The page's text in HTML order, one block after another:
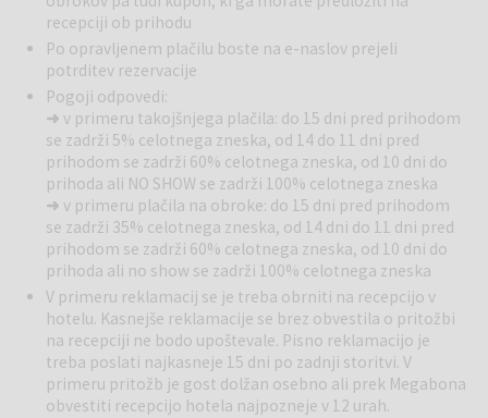
Restavracije in bari:Hotelska restavracija ponuja raznoliko
kulinarično ponudbo z lokalnimi in mednarodnimi jedmi. Bar s sončno
teraso nudi prijeten ambient za jutranjo kavo ali večerni koktajl, ob
čudovitem pogledu na paški zaliv.
Ostale storitve: Gostom so na voljo brezplačen WiFi, fitnes,
masaže, lepotni tretmaji ter možnost najema otroške posteljice na
zahtevo. Hotel je primeren tudi za goste, ki si želijo aktivnega
oddiha ali sprostitve v urejenem hotelskem okolju.
Okolica:Neposredno pred hotelom se razteza prodnata plaža,
primerna za kopanje in sončenje. Sprehod ob obali vodi do starega
mestnega jedra Paga, kjer so na voljo trgovine, kavarne in
restavracije. Okolica ponuja tudi možnosti za sprehode,
kolesarjenje in raziskovanje naravnih lepot otoka.
Pagje zgodovinsko mesto, znano po paški soli, čipki in edinstveni
kulinarični ponudbi. V mestu si lahko ogledate muzej soli in galerijo
tradicionalne paške čipke ter uživate v pristnem mediteranskem
vzdušju. Otok Pag slovi po razgibani pokrajini, kristalno čistem morju
recepciji ob prihodu
Po opravljenem plačilu boste na e-naslov prejeli
potrditev rezervacije
Pogoji odpovedi:
➜ v primeru takojšnjega plačila: do 15 dni pred prihodom
se zadrži 5% celotnega zneska, od 14 do 11 dni pred
prihodom se zadrži 60% celotnega zneska, od 10 dni do
prihoda ali NO SHOW se zadrži 100% celotnega zneska
➜ v primeru plačila na obroke: do 15 dni pred prihodom
se zadrži 35% celotnega zneska, od 14 dni do 11 dni pred
prihodom se zadrži 60% celotnega zneska, od 10 dni do
prihoda ali no show se zadrži 100% celotnega zneska
V primeru reklamacij se je treba obrniti na recepcijo v
hotelu. Kasnejše reklamacije se brez obvestila o pritožbi
na recepciji ne bodo upoštevale. Pisno reklamacijo je
treba poslati najkasneje 15 dni po zadnji storitvi. V
primeru pritožb je gost dolžan osebno ali prek Megabona
obvestiti recepcijo hotela najpozneje v 12 urah.